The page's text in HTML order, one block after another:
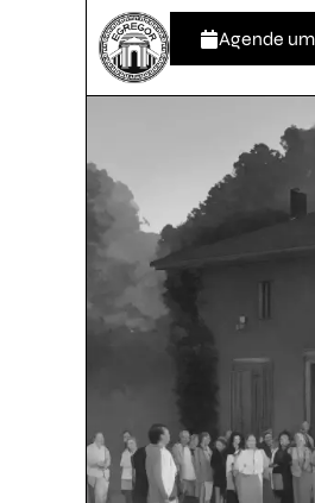
Agende